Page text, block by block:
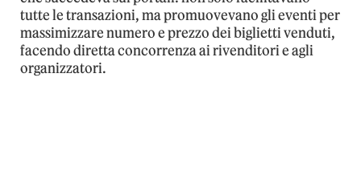
tutte le transazioni, ma promuovevano gli eventi per
massimizzare numero e prezzo dei biglietti venduti,
facendo diretta concorrenza ai rivenditori e agli
organizzatori.